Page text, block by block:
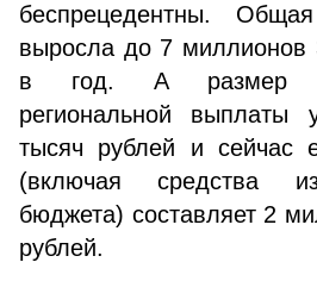
беспрецедентны.
выросла до 7 миллионов
в год. А размер
региональной выплаты
тысяч рублей и сейчас
(включая средства
бюджета) составляет 2
рублей.